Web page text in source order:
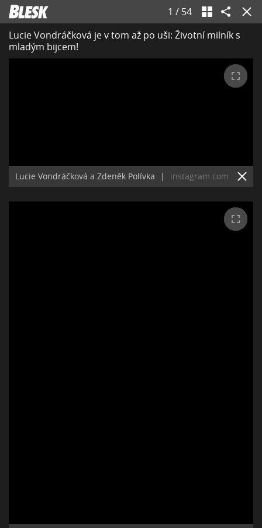
1 / 54
Lucie Vondráčková je v tom až po uši: Životní milník s
mladým bijcem!
Lucie Vondráčková a Zdeněk Polívka | instagram.com